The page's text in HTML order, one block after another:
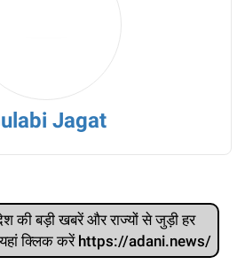
Jagat
की बड़ी खबरें और राज्‍यों से जुड़ी हर
क्लिक करें https://adani.news/